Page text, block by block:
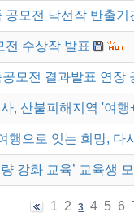
공모전 낙선작 반출기
전 수상작 발표
모전 결과발표 연장
, 산불피해지역 '여
행으로 잇는 희망, 다
강화 교육’ 교육생
1 2 3 4 5 6